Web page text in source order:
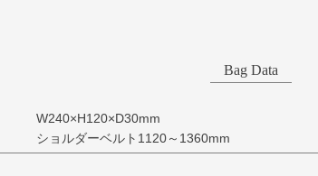
Bag Data
W240×H120×D30mm
ショルダーベルト1120～1360mm